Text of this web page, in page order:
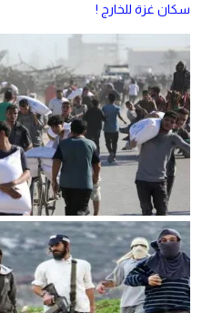
سكان غزة للخارج !